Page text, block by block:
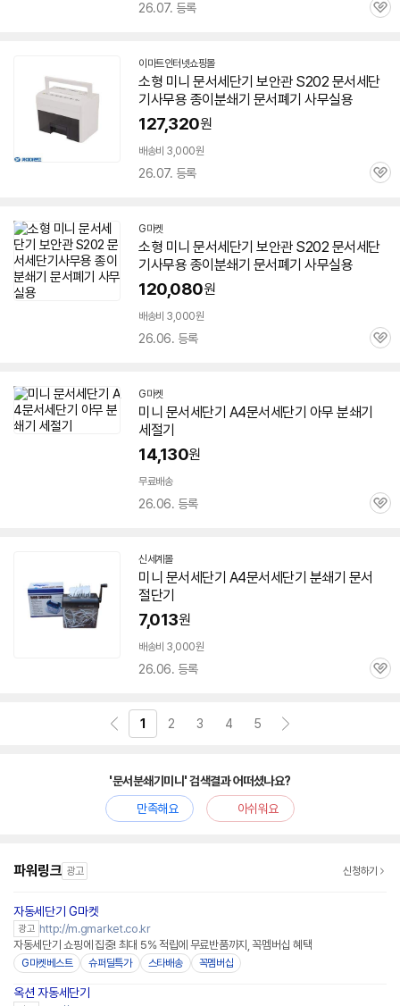
26.07. 등록
관
이마트인터넷쇼핑몰
소형 미니 문서세단기 보안관 S202 문서 세단
기사무용 종이 분쇄기 문서폐기 사무실용
127,320원
배송비 3,000원
26.07. 등록
관
G마켓
소형 미니 문서세단기 보안관 S202 문서 세단
기사무용 종이 분쇄기 문서폐기 사무실용
120,080원
배송비 3,000원
26.06. 등록
관
G마켓
미니 문서 세단기 A4문서 세단기 아무 분쇄기
세절기
14,130원
무료배송
26.06. 등록
관
신세계몰
미니 문서 세단기 A4문서 세단기 분쇄기 문서
절단기
7,013원
배송비 3,000원
26.06. 등록
관
1 2 3 4 5
'문서분쇄기미니' 검색결과 어떠셨나요?
만족해요
아쉬워요
파워링크 광고 신청하기
자동세단기 G마켓
광고 http://m.gmarket.co.kr
자동세단기 쇼핑에 집중! 최대 5% 적립에 무료반품까지, 꼭멤버십 혜택
G마켓베스트 슈퍼딜특가 스타배송 꼭멤버십
옥션 자동세단기